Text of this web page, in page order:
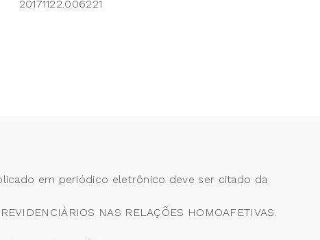
20171122.006221
em periódico eletrônico deve ser citado da
NAS RELAÇÕES HOMOAFETIVAS.